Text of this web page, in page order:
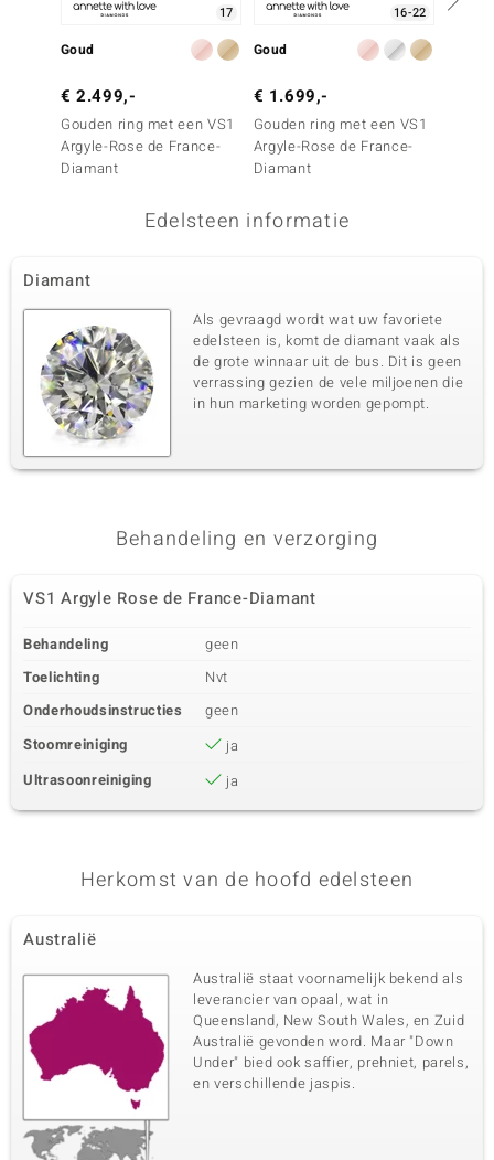
Pave
Herkomst
Australië
17
Goud
€ 2.499,-
Gouden ring met een VS1
Argyle-Rose de France-
Diamant
16-22
Goud
€ 1.699,-
Gouden ring met een VS1
Argyle-Rose de France-
Diamant
Edelsteen informatie
Diamant
Als gevraagd wordt wat uw favoriete
edelsteen is, komt de diamant vaak als
de grote winnaar uit de bus. Dit is geen
verrassing gezien de vele miljoenen die
in hun marketing worden gepompt.
Behandeling en verzorging
VS1 Argyle Rose de France-Diamant
Behandeling
geen
Toelichting
Nvt
Onderhoudsinstructies
geen
Stoomreiniging
ja
Ultrasoonreiniging
ja
Herkomst van de hoofd edelsteen
Australië
Australië staat voornamelijk bekend als
leverancier van opaal, wat in
Queensland, New South Wales, en Zuid
Australië gevonden word. Maar "Down
Under" bied ook saffier, prehniet, parels,
en verschillende jaspis.